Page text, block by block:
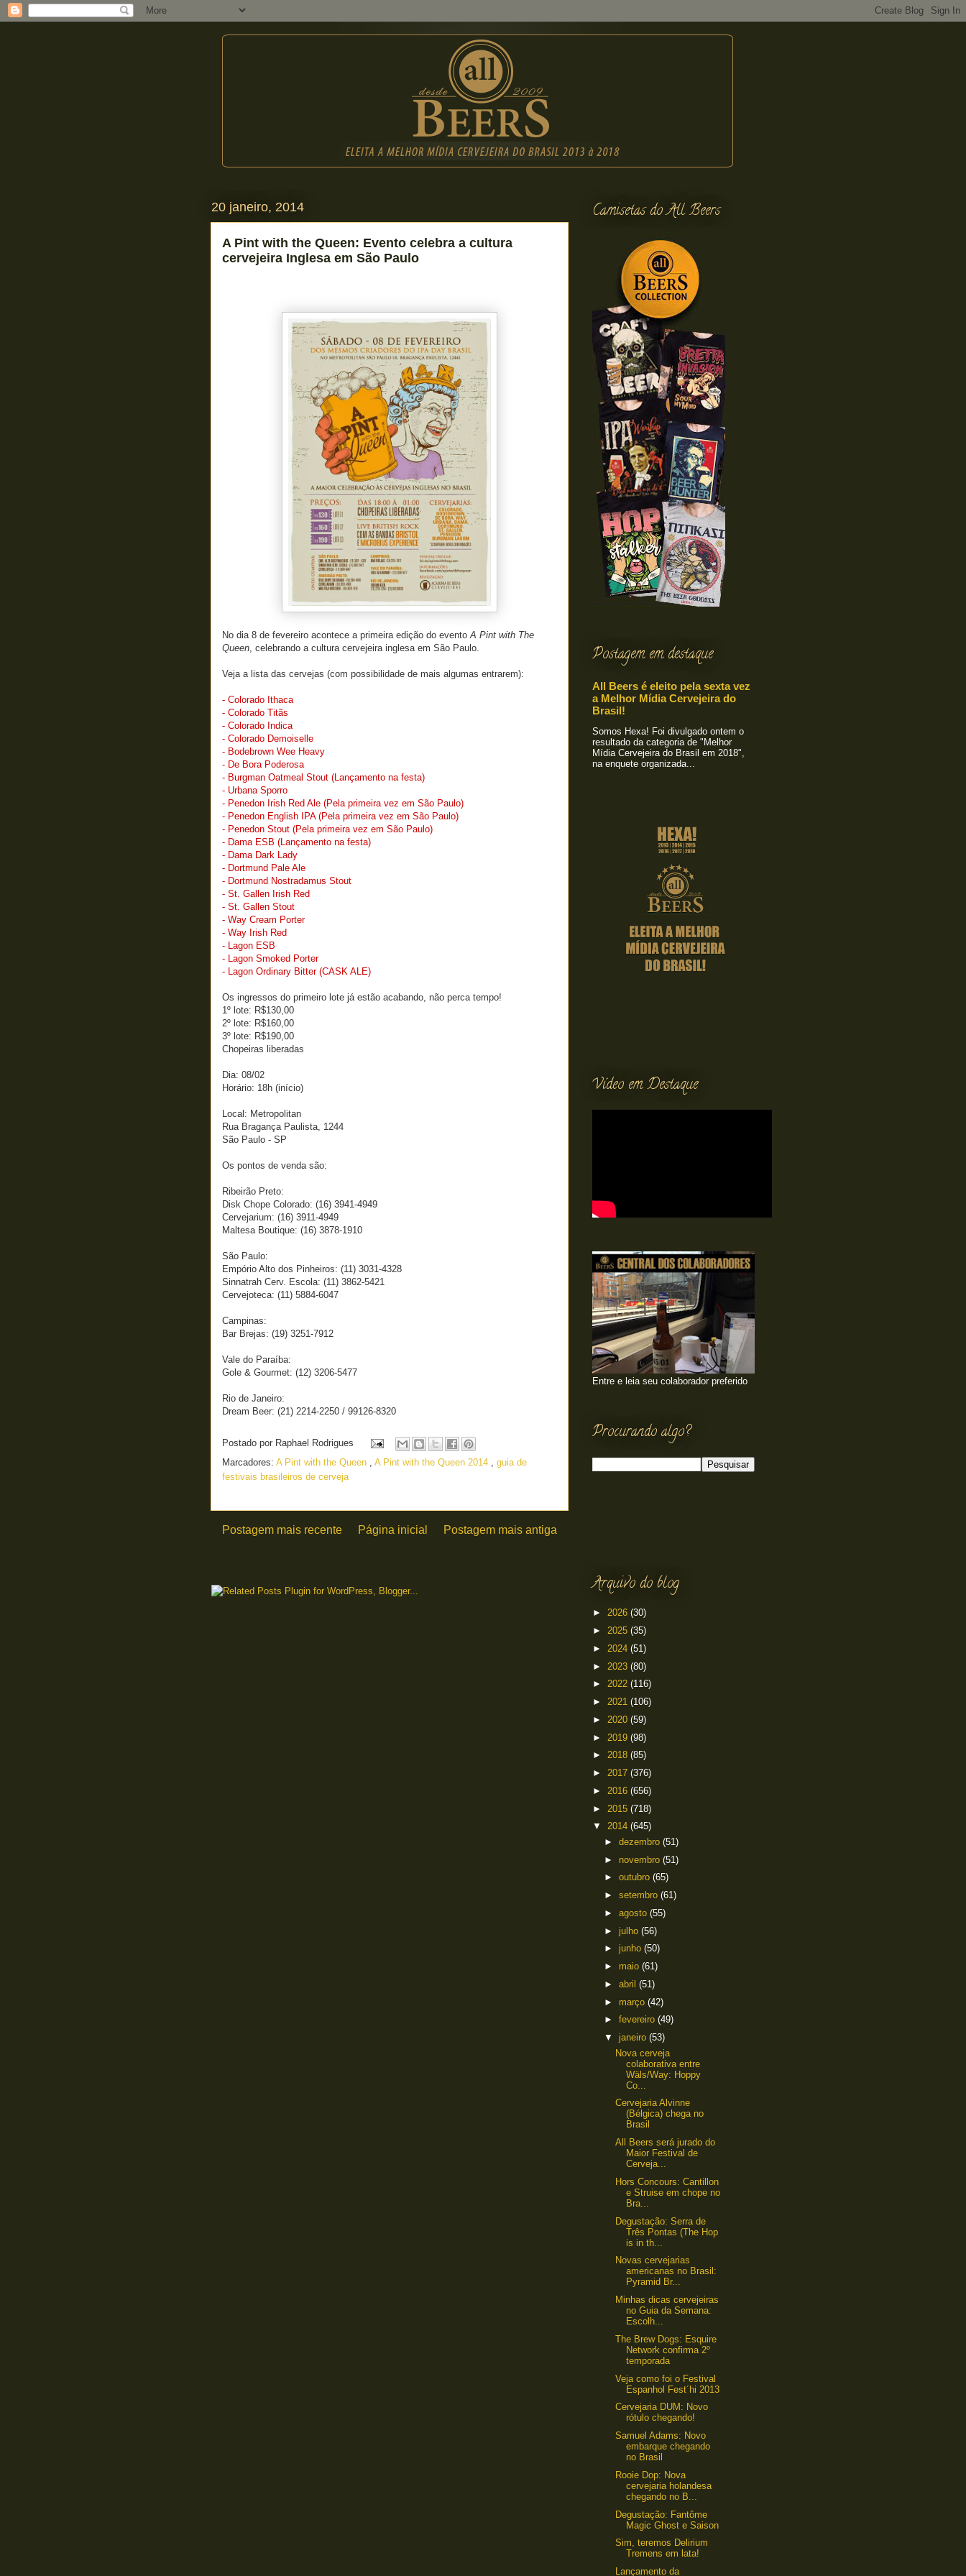
20 janeiro, 2014
A Pint with the Queen: Evento celebra a cultura
cervejeira Inglesa em São Paulo
No dia 8 de fevereiro acontece a primeira edição do eventoA Pint with The
Queen, celebrando a cultura cervejeira inglesa em São Paulo.
Veja a lista das cervejas (com possibilidade de mais algumas entrarem):
- Colorado Ithaca
- Colorado Titãs
- Colorado Indica
- Colorado Demoiselle
- Bodebrown Wee Heavy
- De Bora Poderosa
- Burgman Oatmeal Stout (Lançamento na festa)
- Urbana Sporro
- Penedon Irish Red Ale (Pela primeira vez em São Paulo)
- Penedon English IPA (Pela primeira vez em São Paulo)
- Penedon Stout (Pela primeira vez em São Paulo)
- Dama ESB (Lançamento na festa)
- Dama Dark Lady
- Dortmund Pale Ale
- Dortmund Nostradamus Stout
- St. Gallen Irish Red
- St. Gallen Stout
- Way Cream Porter
- Way Irish Red
- Lagon ESB
- Lagon Smoked Porter
- Lagon Ordinary Bitter (CASK ALE)
Os ingressos do primeiro lote já estão acabando, não perca tempo!
1º lote: R$130,00
2º lote: R$160,00
3º lote: R$190,00
Chopeiras liberadas
Dia: 08/02
Horário: 18h (início)
Local: Metropolitan
Rua Bragança Paulista, 1244
São Paulo - SP
Os pontos de venda são:
Ribeirão Preto:
Disk Chope Colorado: (16) 3941-4949
Cervejarium: (16) 3911-4949
Maltesa Boutique: (16) 3878-1910
São Paulo:
Empório Alto dos Pinheiros: (11) 3031-4328
Sinnatrah Cerv. Escola: (11) 3862-5421
Cervejoteca: (11) 5884-6047
Campinas:
Bar Brejas: (19) 3251-7912
Vale do Paraíba:
Gole & Gourmet: (12) 3206-5477
Rio de Janeiro:
Dream Beer: (21) 2214-2250 / 99126-8320
Postado por Raphael Rodrigues
Marcadores: A Pint with the Queen , A Pint with the Queen 2014 , guia de
festivais brasileiros de cerveja
Postagem mais recente Postagem mais antiga
Página inicial
Camisetas do All Beers
Postagem em destaque
All Beers é eleito pela sexta vez
a Melhor Mídia Cervejeira do
Brasil!
Somos Hexa! Foi divulgado ontem o
resultado da categoria de "Melhor
Mídia Cervejeira do Brasil em 2018",
na enquete organizada...
Vídeo em Destaque
Entre e leia seu colaborador preferido
Procurando algo?
Arquivo do blog
► 2026 (30)
► 2025 (35)
► 2024 (51)
► 2023 (80)
► 2022 (116)
► 2021 (106)
► 2020 (59)
► 2019 (98)
► 2018 (85)
► 2017 (376)
► 2016 (656)
► 2015 (718)
▼ 2014 (645)
► dezembro (51)
► novembro (51)
► outubro (65)
► setembro (61)
► agosto (55)
► julho (56)
► junho (50)
► maio (61)
► abril (51)
► março (42)
► fevereiro (49)
▼ janeiro (53)
Nova cerveja
colaborativa entre
Wäls/Way: Hoppy
Co...
Cervejaria Alvinne
(Bélgica) chega no
Brasil
All Beers será jurado do
Maior Festival de
Cerveja...
Hors Concours: Cantillon
e Struise em chope no
Bra...
Degustação: Serra de
Três Pontas (The Hop
is in th...
Novas cervejarias
americanas no Brasil:
Pyramid Br...
Minhas dicas cervejeiras
no Guia da Semana:
Escolh...
The Brew Dogs: Esquire
Network confirma 2º
temporada
Veja como foi o Festival
Espanhol Fest´hi 2013
Cervejaria DUM: Novo
rótulo chegando!
Samuel Adams: Novo
embarque chegando
no Brasil
Rooie Dop: Nova
cervejaria holandesa
chegando no B...
Degustação: Fantôme
Magic Ghost e Saison
Sim, teremos Delirium
Tremens em lata!
Lançamento da